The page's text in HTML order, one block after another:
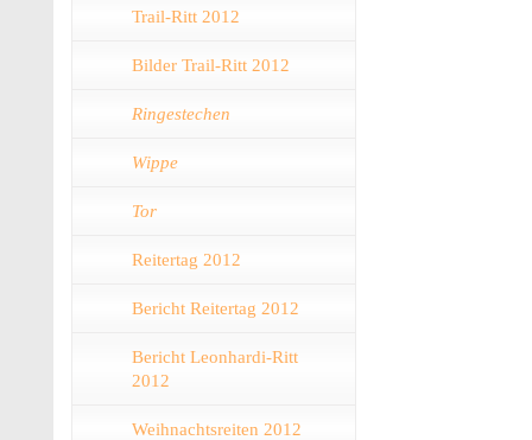
Trail-Ritt 2012
Bilder Trail-Ritt 2012
Ringestechen
Wippe
Tor
Reitertag 2012
Bericht Reitertag 2012
Bericht Leonhardi-Ritt
2012
Weihnachtsreiten 2012